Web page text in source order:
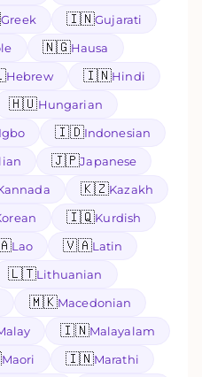
Greek 🇮🇳Gujarati
🇳🇬Hausa
Hebrew 🇮🇳Hindi
🇭🇺Hungarian
🇮🇩Indonesian
🇯🇵Japanese
🇰🇿Kazakh
🇮🇶Kurdish
Lao 🇻🇦Latin
🇱🇹Lithuanian
🇲🇰Macedonian
🇮🇳Malayalam
Maori 🇮🇳Marathi